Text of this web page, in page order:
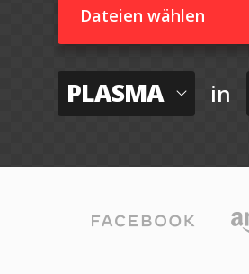
Dateien wählen
PLASMA in